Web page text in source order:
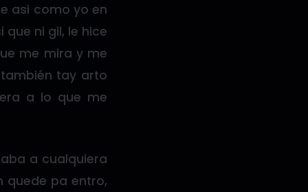
asi como yo en
ni gil, le hice
me mira y me
tay arto
a lo que me
a cualquiera
quede pa entro,